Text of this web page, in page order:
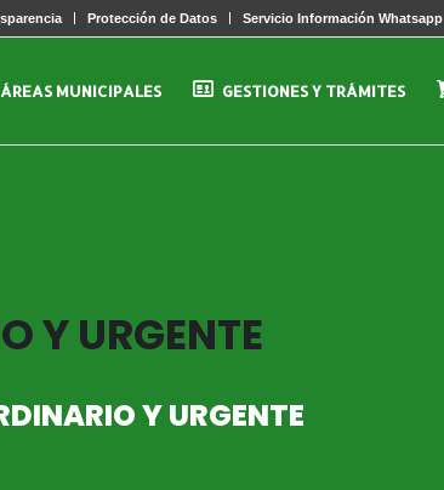
Protección de Datos Servicio Información Whatsapp
ÁREAS MUNICIPALES GESTIONES Y TRÁMITES
Y URGENTE
Y URGENTE